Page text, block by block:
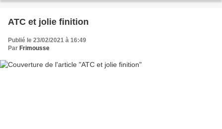
ATC et jolie finition
Publié le 23/02/2021 à 16:49
Par Frimousse